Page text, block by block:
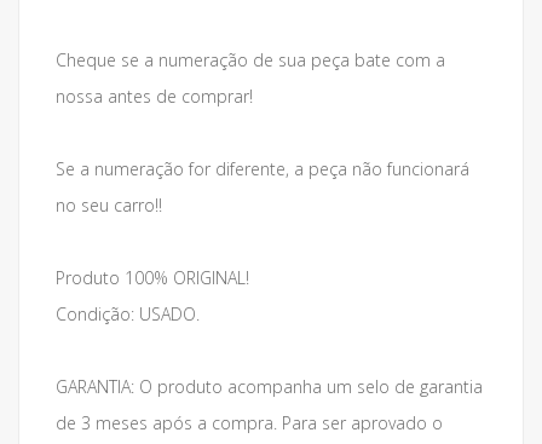
Cheque se a numeração de sua peça bate com a
nossa antes de comprar!
Se a numeração for diferente, a peça não funcionará
no seu carro!!
Produto 100% ORIGINAL!
Condição: USADO.
GARANTIA: O produto acompanha um selo de garantia
de 3 meses após a compra. Para ser aprovado o